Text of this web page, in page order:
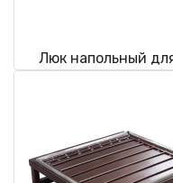
Люк напольный